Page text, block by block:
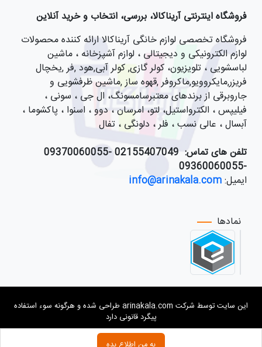
فروشگاه اینترنتی آریناکالا، بررسی، انتخاب و خرید آنلاین
فروشگاه تخصصی لوازم خانگی آریناکالا ارائه کننده محصولات
لوازم الکترونیکی و دیجیتالی ، لوازم آشپزخانه ، ماشین
لباسشویی ، تلویزیون، کولر گازی, کولر آبی,هود ,فر ,یخچال
فریزر,مایکروویو,ماکروفر ,قهوه ساز ,ماشین ظرفشویی و
جاروبرقی از برندهای معتبرسامسونگ، ال جی ، سونی ،
فیلیپس ، الکترواستیل، لتو، امرسان ، دوو ، اسنوا ، پاکشوما ،
آبسال ، عالی نسب ، فلر ، دلونگی ، تفال
تلفن های تماس:
021
55407049 -09370060055
-09360060055
ایمیل:info@arinakala.com
نمادها
این سایت توسط شرکت arinakala.com طراحی شده و هرگونه سوء استفاده
پیگرد قانونی دارد